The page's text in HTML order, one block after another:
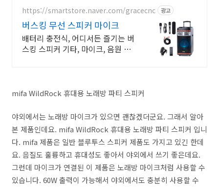
https://smartstore.naver.com/gracecnc 광고
버스킹 무선 스피커 마이크
배터리 충전식, 어디서든 즐기는 버
스킹 스피커 기타, 마이크, 음원 동시
mifa WildRock 휴대용 노래방 파티 스피커
야외에서는 노래방 마이크가 있으면 괜찮겠더군요. 그래서 알아
본 제품인데요. mifa WildRock 휴대용 노래방 파티 스피커 입니
다. mifa 제품은 일반 블루투스 스피커 제품도 가지고 있긴 한데
요. 음질도 훌륭하고 휴대성도 좋아서 야외에서 쓰기 좋은데요.
그런데 마이크가 연결된 이 제품은 노래방 마이크처럼 사용할 수
있습니다. 60W 출력이 가능해서 야외에서도 충분히 사용할 수